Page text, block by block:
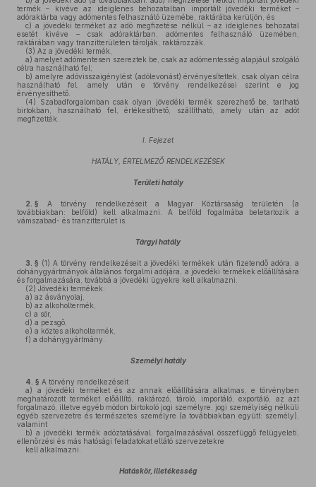
termék – kivéve az ideiglenes behozatalban importált jövedéki terméket –
adóraktárba vagy adómentes felhasználó üzemébe, raktárába kerüljön, és
c) a jövedéki terméket az adó megfizetése nélkül – az ideiglenes behozatal
esetét kivéve – csak adóraktárban, adómentes felhasználó üzemében,
raktárában vagy tranzitterületen tárolják, raktározzák.
(3) Az a jövedéki termék,
a) amelyet adómentesen szereztek be, csak az adómentesség alapjául szolgáló
célra használható fel;
b) amelyre adóvisszaigénylést (adólevonást) érvényesítettek, csak olyan célra
használható fel, amely után e törvény rendelkezései szerint e jog
érvényesíthető.
(4) Szabadforgalomban csak olyan jövedéki termék szerezhető be, tartható
birtokban, használható fel, értékesíthető, szállítható, amely után az adót
megfizették.
I. Fejezet
HATÁLY, ÉRTELMEZŐ RENDELKEZÉSEK
Területi hatály
2. § A törvény rendelkezéseit a Magyar Köztársaság területén (a
továbbiakban: belföld) kell alkalmazni. A belföld fogalmába beletartozik a
vámszabad- és tranzitterület is.
Tárgyi hatály
3. § (1) A törvény rendelkezéseit a jövedéki termékek után fizetendő adóra, a
dohánygyártmányok általános forgalmi adójára, a jövedéki termékek előállítására
és forgalmazására, továbbá a jövedéki ügyekre kell alkalmazni.
(2) Jövedéki termékek:
a) az ásványolaj,
b) az alkoholtermék,
c) a sör,
d) a pezsgő,
e) a köztes alkoholtermék,
f) a dohánygyártmány.
Személyi hatály
4. § A törvény rendelkezéseit
a) a jövedéki terméket és az annak előállítására alkalmas, e törvényben
meghatározott terméket előállító, raktározó, tároló, importáló, exportáló, az azt
forgalmazó, illetve egyéb módon birtokoló jogi személyre, jogi személyiség nélküli
egyéb szervezetre és természetes személyre (a továbbiakban együtt: személy),
valamint
b) a jövedéki termék adóztatásával, forgalmazásával összefüggő felügyeleti,
ellenőrzési és más hatósági feladatokat ellátó szervezetekre
kell alkalmazni.
Hatáskör, illetékesség